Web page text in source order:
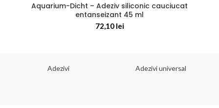
Aquarium-Dicht – Adeziv siliconic cauciucat
entanseizant 45 ml
72,10 lei
Adezivi Adezivi universal